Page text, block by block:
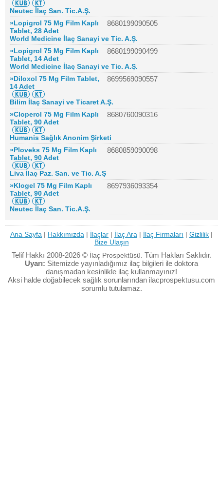
Neutec İlaç San. Tic.A.Ş.
»Lopigrol 75 Mg Film Kaplı
Tablet, 28 Adet
8680199090505
World Medicine İlaç Sanayi ve Tic. A.Ş.
»Lopigrol 75 Mg Film Kaplı
Tablet, 14 Adet
8680199090499
World Medicine İlaç Sanayi ve Tic. A.Ş.
»Diloxol 75 Mg Film Tablet,
14 Adet
8699569090557
Bilim İlaç Sanayi ve Ticaret A.Ş.
»Cloperol 75 Mg Film Kaplı
Tablet, 90 Adet
8680760090316
Humanis Sağlık Anonim Şirketi
»Ploveks 75 Mg Film Kaplı
Tablet, 90 Adet
8680859090098
Liva İlaç Paz. San. ve Tic. A.Ş
»Klogel 75 Mg Film Kaplı
Tablet, 90 Adet
8697936093354
Neutec İlaç San. Tic.A.Ş.
Ana Sayfa | Hakkımızda | İlaçlar | İlaç Ara | İlaç Firmaları | Gizlilik |
Bize Ulaşın
Telif Hakkı 2008-2026 © İlaç Prospektüsü. Tüm Hakları Saklıdır.
Uyarı: Sitemizde yayınladığımız ilaç bilgileri ile doktora
danışmadan kesinlikle ilaç kullanmayınız!
Aksi halde doğabilecek sağlık sorunlarından ilacprospektusu.com
sorumlu tutulamaz.